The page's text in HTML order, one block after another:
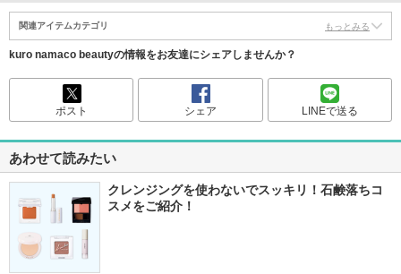
関連アイテムカテゴリ もっとみる
kuro namaco beautyの情報をお友達にシェアしませんか？
ポスト シェア LINEで送る
あわせて読みたい
クレンジングを使わないでスッキリ！石鹸落ちコ
スメをご紹介！